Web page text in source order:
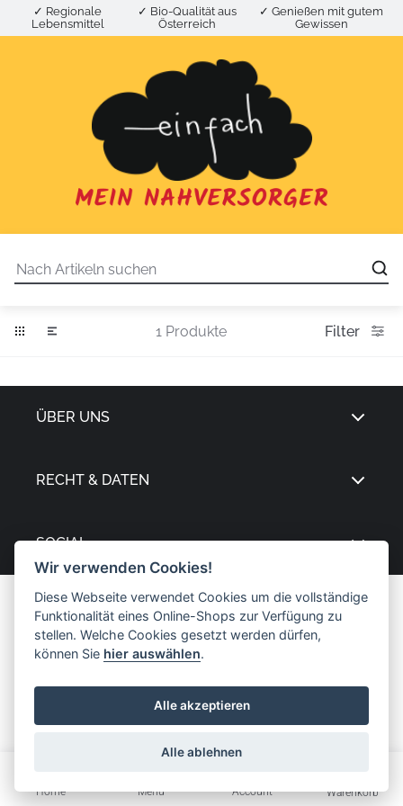
✓ Regionale
Lebensmittel
✓ Bio-Qualität aus
Österreich
✓ Genießen mit gutem
Gewissen
Filter
1 Produkte
Home Menü Account Warenkorb
ÜBER UNS
RECHT & DATEN
SOCIAL
Wir verwenden Cookies!
Diese Webseite verwendet Cookies um die vollständige
Funktionalität eines Online-Shops zur Verfügung zu
stellen. Welche Cookies gesetzt werden dürfen,
können Sie hier auswählen.
Alle akzeptieren
Alle ablehnen